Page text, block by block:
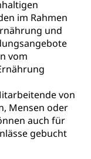
im Rahmen
und
vom
von
Mensen oder
auch für
gebucht